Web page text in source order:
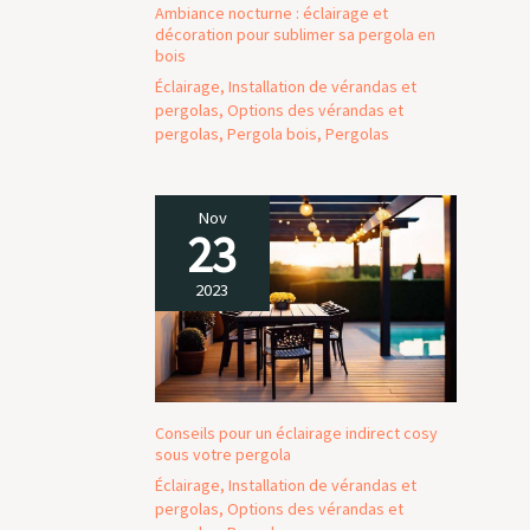
toujours la priorité à vos besoins. Si vous
rencontrez des problèmes ou si vous avez des
questions au cours du processus d'installation,
nous mettons à votre disposition une équipe
technique et un service clientèle professionnels.
Nous veillons à ce que vous soyez tranquille
tout au long du processus. En choisissant
une protection intime.
Ambiance nocturne : éclairage et
décoration pour sublimer sa pergola en
bois
Éclairage, Installation de vérandas et
pergolas, Options des vérandas et
pergolas, Pergola bois, Pergolas
Nov
23
2023
Conseils pour un éclairage indirect cosy
sous votre pergola
Éclairage, Installation de vérandas et
pergolas, Options des vérandas et